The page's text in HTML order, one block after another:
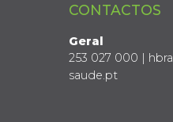
CONTACTOS
Geral
253 027 000 |
saude.pt